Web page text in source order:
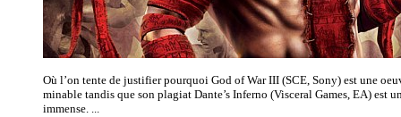
Où l’on tente de justifier pourquoi God of War III (SCE, Sony) est une
minable tandis que son plagiat Dante’s Inferno (Visceral Games, EA) est
immense. ...